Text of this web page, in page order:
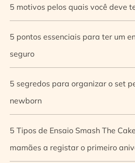
5 motivos pelos quais você deve
5 pontos essenciais para ter um
seguro
5 segredos para organizar o set
newborn
5 Tipos de Ensaio Smash The
mamães a registar o primeiro